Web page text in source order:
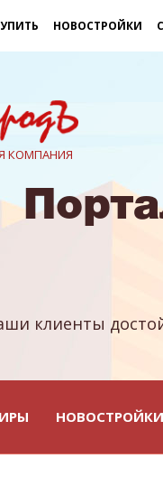
НОВОСТРОЙКИ
КОМПАНИЯ
клиенты
НОВОСТРОЙКИ